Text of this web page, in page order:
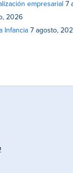
empresarial 7
2026
Infancia 7 agosto,